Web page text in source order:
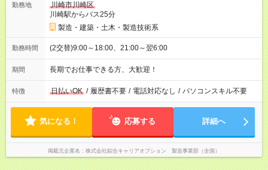
勤務地
川崎市川崎区
川崎駅からバス25分
製造・建築・土木・製造技術系
勤務時間 (2交替)9:00～18:00、21:00～翌6:00
期間 長期でお仕事できる方、大歓迎！
特徴 日払いOK / 履歴書不要 / 電話対応なし / パソコンスキル不要
気になる！ 応募する 詳細へ
掲載元企業名 株式会社綜合キャリアオプション 製造事業部（全国）